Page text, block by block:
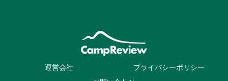
運営会社
プライバシーポリシー